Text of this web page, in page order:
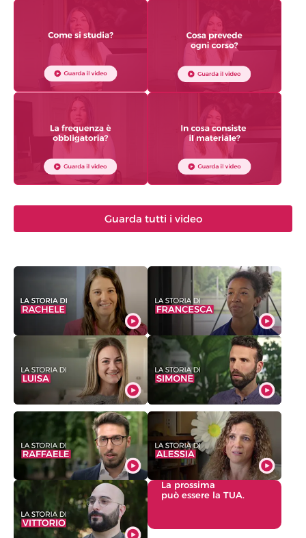
Guarda tutti i video
La prossima
può essere la TUA.